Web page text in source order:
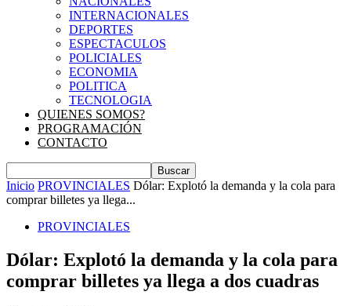
INTERNACIONALES
DEPORTES
ESPECTACULOS
POLICIALES
ECONOMIA
POLITICA
TECNOLOGIA
QUIENES SOMOS?
PROGRAMACIÓN
CONTACTO
Inicio PROVINCIALES Dólar: Explotó la demanda y la cola para
comprar billetes ya llega...
PROVINCIALES
Dólar: Explotó la demanda y la cola para
comprar billetes ya llega a dos cuadras